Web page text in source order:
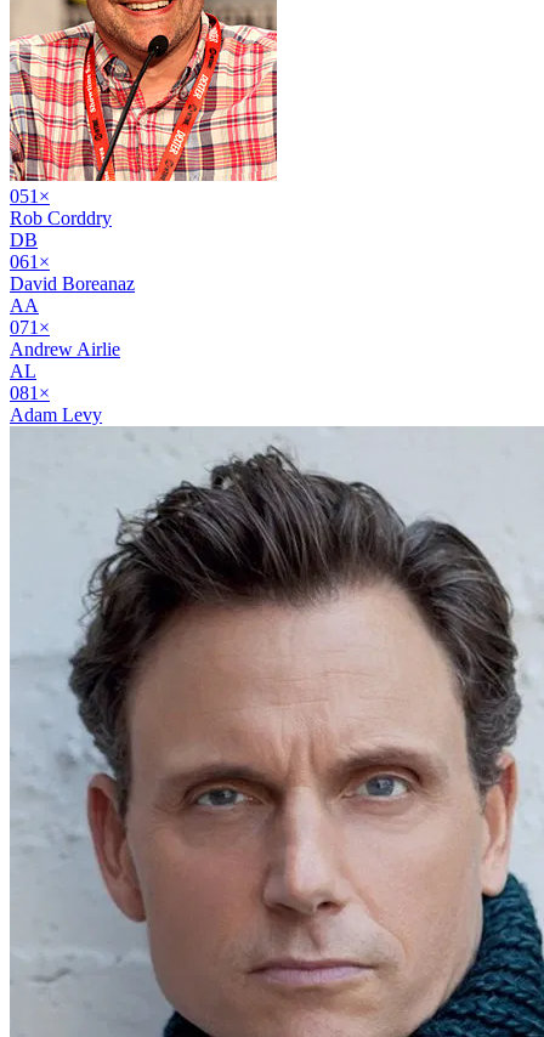
051 ×
Rob Corddry
DB
061 ×
David Boreanaz
AA
071 ×
Andrew Airlie
AL
081 ×
Adam Levy